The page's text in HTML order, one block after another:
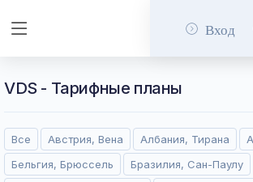
Вход
VDS - Тарифные планы
Все Австрия, Вена Албания, Тирана
Бельгия, Брюссель
Бразилия, Сан-Паулу